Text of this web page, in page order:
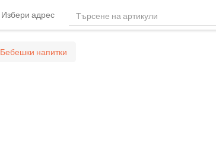
Избери адрес
Бебешки напитки